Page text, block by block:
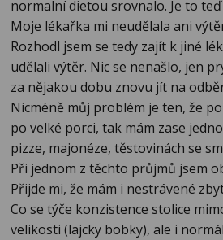
normalní dietou srovnalo. Je to
Moje lékařka mi neudělala ani
Rozhodl jsem se tedy zajít k jiné
udělali výtěr. Nic se nenašlo, jen
za nějakou dobu znovu jít na
Nicméně můj problém je ten, že
po velké porci, tak mám zase
pizze, majonéze, těstovinách se
Při jednom z těchto průjmů jsem
Přijde mi, že mám i nestrávené
Co se týče konzistence stolice
velikosti (lajcky bobky), ale i